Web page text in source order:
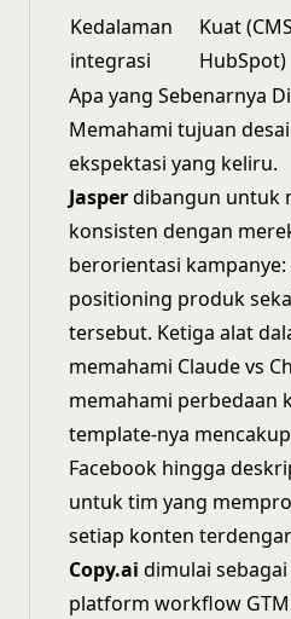
Kedalaman
integrasi
Kuat
HubSpot)
Apa yang Sebenarnya
Memahami tujuan
ekspektasi yang keliru.
Jasperdibangun untuk
konsisten dengan
berorientasi
positioning produk
tersebut. Ketiga alat
memahami Claude vs
memahami perbedaan
template-nya
Facebook hingga
untuk tim yang
setiap konten
Copy.ai dimulai
platform workflow